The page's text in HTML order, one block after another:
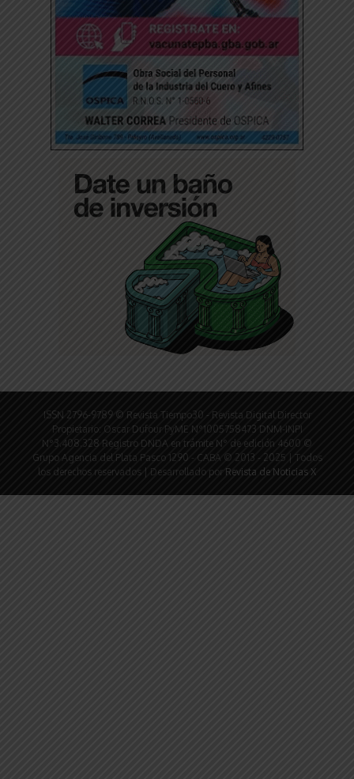
ISSN 2796-9789 © Revista Tiempo30 - Revista Digital Director
Propietario: Oscar Dufour PyME N°1005758473 DNM-INPI
N°3.408.328 Registro DNDA en trámite N° de edición 4600 ©
Grupo Agencia del Plata Pasco 1290 - CABA © 2013 - 2025 | Todos
los derechos reservados | Desarrollado por Revista de Noticias X